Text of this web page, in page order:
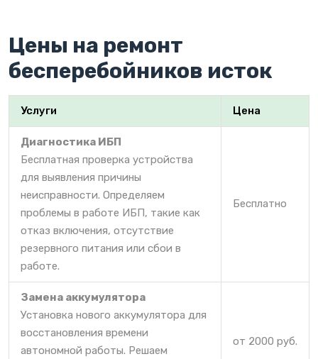
Цены на ремонт
бесперебойников исток
Услуги Цена
Диагностика ИБП
Бесплатная проверка устройства
для выявления причины
неисправности. Определяем
проблемы в работе ИБП, такие как
отказ включения, отсутствие
резервного питания или сбои в
работе.
Бесплатно
Замена аккумулятора
Установка нового аккумулятора для
восстановления времени
автономной работы. Решаем
от 2000 руб.